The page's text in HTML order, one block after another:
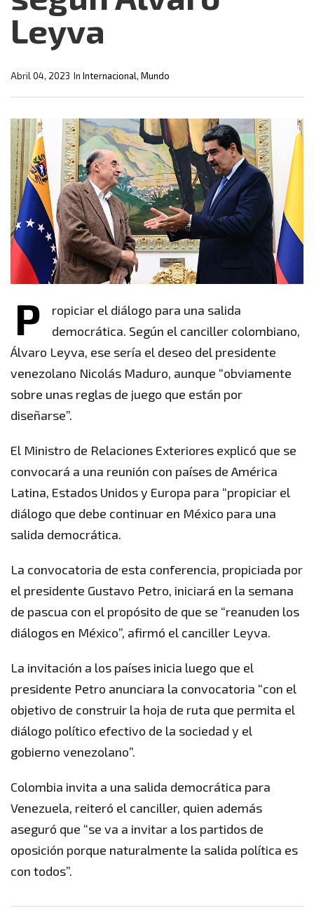
Leyva
In Internacional, Mundo
Abril 04, 2023
P
ropiciar el diálogo para una salida
democrática. Según el canciller colombiano,
Álvaro Leyva, ese sería el deseo del presidente
venezolano Nicolás Maduro, aunque “obviamente
sobre unas reglas de juego que están por
diseñarse”.
El Ministro de Relaciones Exteriores explicó que se
convocará a una reunión con países de América
Latina, Estados Unidos y Europa para “propiciar el
diálogo que debe continuar en México para una
salida democrática.
La convocatoria de esta conferencia, propiciada por
el presidente Gustavo Petro, iniciará en la semana
de pascua con el propósito de que se “reanuden los
diálogos en México”, afirmó el canciller Leyva.
La invitación a los países inicia luego que el
presidente Petro anunciara la convocatoria “con el
objetivo de construir la hoja de ruta que permita el
diálogo político efectivo de la sociedad y el
gobierno venezolano”.
Colombia invita a una salida democrática para
Venezuela, reiteró el canciller, quien además
aseguró que “se va a invitar a los partidos de
oposición porque naturalmente la salida política es
con todos”.